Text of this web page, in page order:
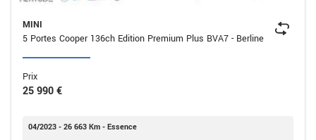
MINI
5 Portes Cooper 136ch Edition Premium Plus BVA7 - Berline
Prix
25 990 €
04/2023 - 26 663 Km - Essence